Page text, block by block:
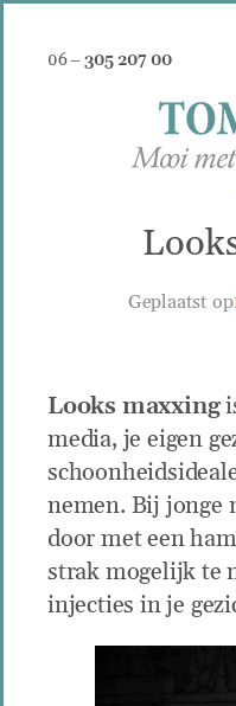
Inhalt
06 –305 207 00
Geplaatst op
Looks maxxing
media, je eigen
nemen. Bij jonge
door met een
strak mogelijk te
injecties in je